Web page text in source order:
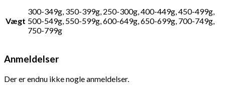
Vægt
300-349g, 350-399g, 250-300g, 400-449g, 450-499g,
500-549g, 550-599g, 600-649g, 650-699g, 700-749g,
750-799g
Anmeldelser
Der er endnu ikke nogle anmeldelser.